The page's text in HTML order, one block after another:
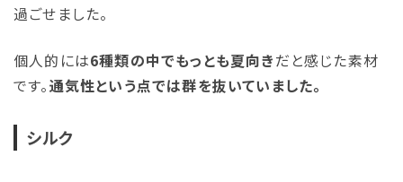
過ごせました。
個人的には6種類の中でもっとも夏向きだと感じた素材
です。通気性という点では群を抜いていました。
シルク